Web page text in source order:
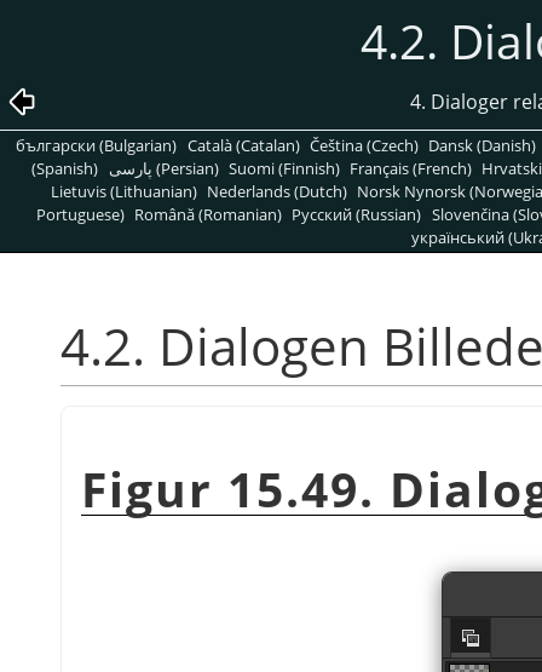
4.2.
4. Dialoger
български (Bulgarian) Català (Catalan) Čeština (Czech) Dansk (Danish)
(Spanish)
پارسی (Persian) Suomi (Finnish) Français (French)
Lietuvis (Lithuanian) Nederlands (Dutch) Norsk Nynorsk
Portuguese) Română (Romanian) Pусский (Russian) Slovenčina
український
4.2. Dialogen
Figur 15.49.